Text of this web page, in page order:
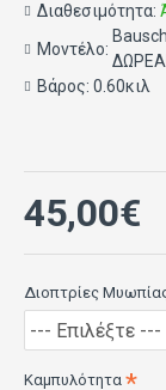
Διαθεσιμότητα:
Μοντέλο:
Βάρος: 0.60κιλ
45,00€
Διοπτρίες
Καμπυλότητα